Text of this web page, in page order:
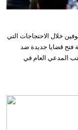
خلال الاحتجاجات التي
فتح قضايا جديدة ضد
المدعي العام في